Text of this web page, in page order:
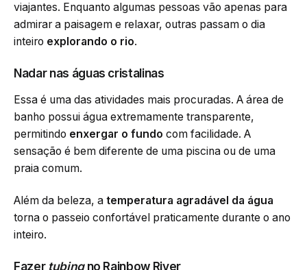
viajantes. Enquanto algumas pessoas vão apenas para
admirar a paisagem e relaxar, outras passam o dia
inteiro explorando o rio.
Nadar nas águas cristalinas
Essa é uma das atividades mais procuradas. A área de
banho possui água extremamente transparente,
permitindo enxergar o fundo com facilidade. A
sensação é bem diferente de uma piscina ou de uma
praia comum.
Além da beleza, a temperatura agradável da água
torna o passeio confortável praticamente durante o ano
inteiro.
Fazer tubingno Rainbow River